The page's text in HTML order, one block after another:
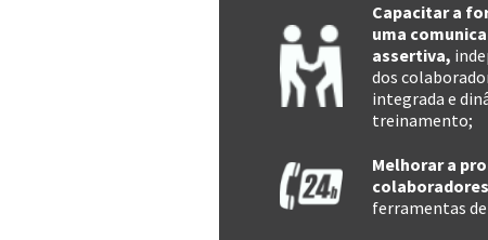
Capacitar a
uma
assertiva,
dos
integrada e
treinamento;
Melhorar a
ferramentas